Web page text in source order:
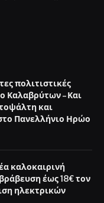
πολιτιστικές
Καλαβρύτων – Και
και
Πανελλήνιο Ηρώο
καλοκαιρινή
έως 18€ τον
ηλεκτρικών